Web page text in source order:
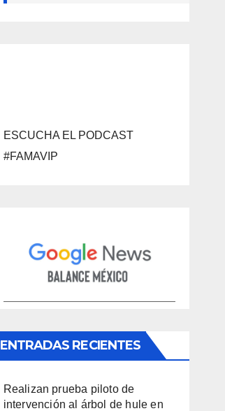
ESCUCHA EL PODCAST
#FAMAVIP
ENTRADAS RECIENTES
Realizan prueba piloto de
intervención al árbol de hule en